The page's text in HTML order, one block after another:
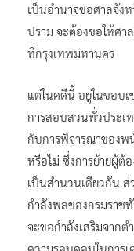
เป็นอำนาจขอศาลจั
ปราม จะต้องขอให้ศา
ที่กรุงเทพมหานคร
แต่ในคดีนี้ อยู่ในขอบเ
การสอบสวนทั่วประเ
กับการพิจารณาของพ
หรือไม่ ซึ่งการย้ายผู้ต้
เป็นสำนวนเดียวกัน ส่
กำลังพลของกรมราช
จะขอกำลังเสริมจาก